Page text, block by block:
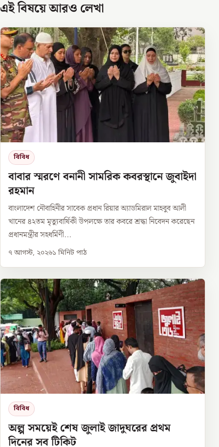
এই বিষয়ে আরও লেখা
বিবিধ
বাবার স্মরণে বনানী সামরিক কবরস্থানে জুবাইদা
রহমান
বাংলাদেশ নৌবাহিনীর সাবেক প্রধান রিয়ার অ্যাডমিরাল মাহবুব আলী
খানের ৪২তম মৃত্যুবার্ষিকী উপলক্ষে তার কবরে শ্রদ্ধা নিবেদন করেছেন
প্রধানমন্ত্রীর সহধর্মিণী...
৭ আগস্ট, ২০২৬১ মিনিট পাঠ
বিবিধ
অল্প সময়েই শেষ জুলাই জাদুঘরের প্রথম
দিনের সব টিকিট